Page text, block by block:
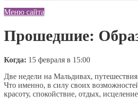
Меню сайта
Прошедшие:
Когда: 15 февраля в 15:00
Две недели на Мальдивах,
Что именно, в силу своих
красоту, спокойствие, отдых,